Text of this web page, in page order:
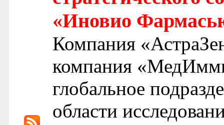
«Иновио
Компания
компания
глобальное
области